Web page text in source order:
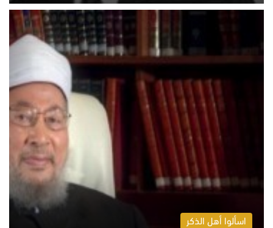
الخميس 6 أغسطس 2026 10:52 ص
اسألوا أهل الذكر